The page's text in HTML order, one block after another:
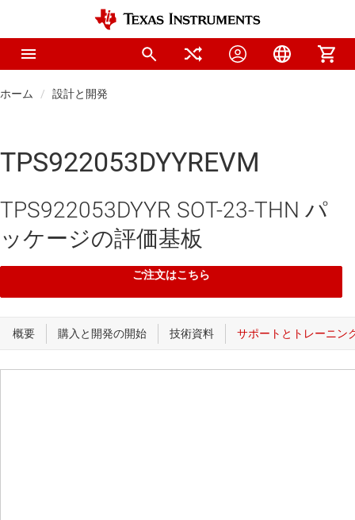
ホーム 設計と開発
TPS922053DYYREVM
TPS922053DYYR SOT-23-THN パ
ッケージの評価基板
ご注文はこちら